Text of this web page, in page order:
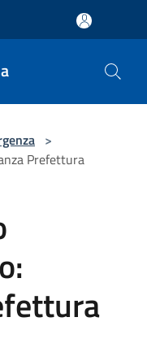
>
Prefettura